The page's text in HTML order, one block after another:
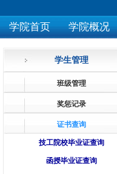
学院首页 学院概况
学生管理
班级管理
奖惩记录
证书查询
技工院校毕业证查询
函授毕业证查询